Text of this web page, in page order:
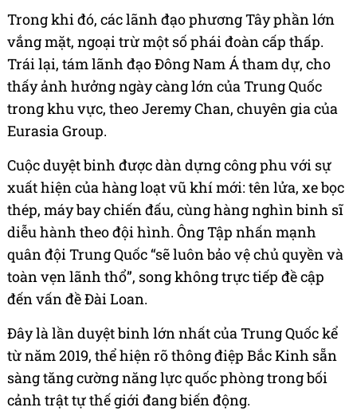
Trong khi đó, các lãnh đạo phương Tây phần lớn
vắng mặt, ngoại trừ một số phái đoàn cấp thấp.
Trái lại, tám lãnh đạo Đông Nam Á tham dự, cho
thấy ảnh hưởng ngày càng lớn của Trung Quốc
trong khu vực, theo Jeremy Chan, chuyên gia của
Eurasia Group.
Cuộc duyệt binh được dàn dựng công phu với sự
xuất hiện của hàng loạt vũ khí mới: tên lửa, xe bọc
thép, máy bay chiến đấu, cùng hàng nghìn binh sĩ
diễu hành theo đội hình. Ông Tập nhấn mạnh
quân đội Trung Quốc “sẽ luôn bảo vệ chủ quyền và
toàn vẹn lãnh thổ”, song không trực tiếp đề cập
đến vấn đề Đài Loan.
Đây là lần duyệt binh lớn nhất của Trung Quốc kể
từ năm 2019, thể hiện rõ thông điệp Bắc Kinh sẵn
sàng tăng cường năng lực quốc phòng trong bối
cảnh trật tự thế giới đang biến động.